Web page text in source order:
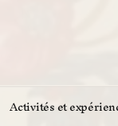
Activités et